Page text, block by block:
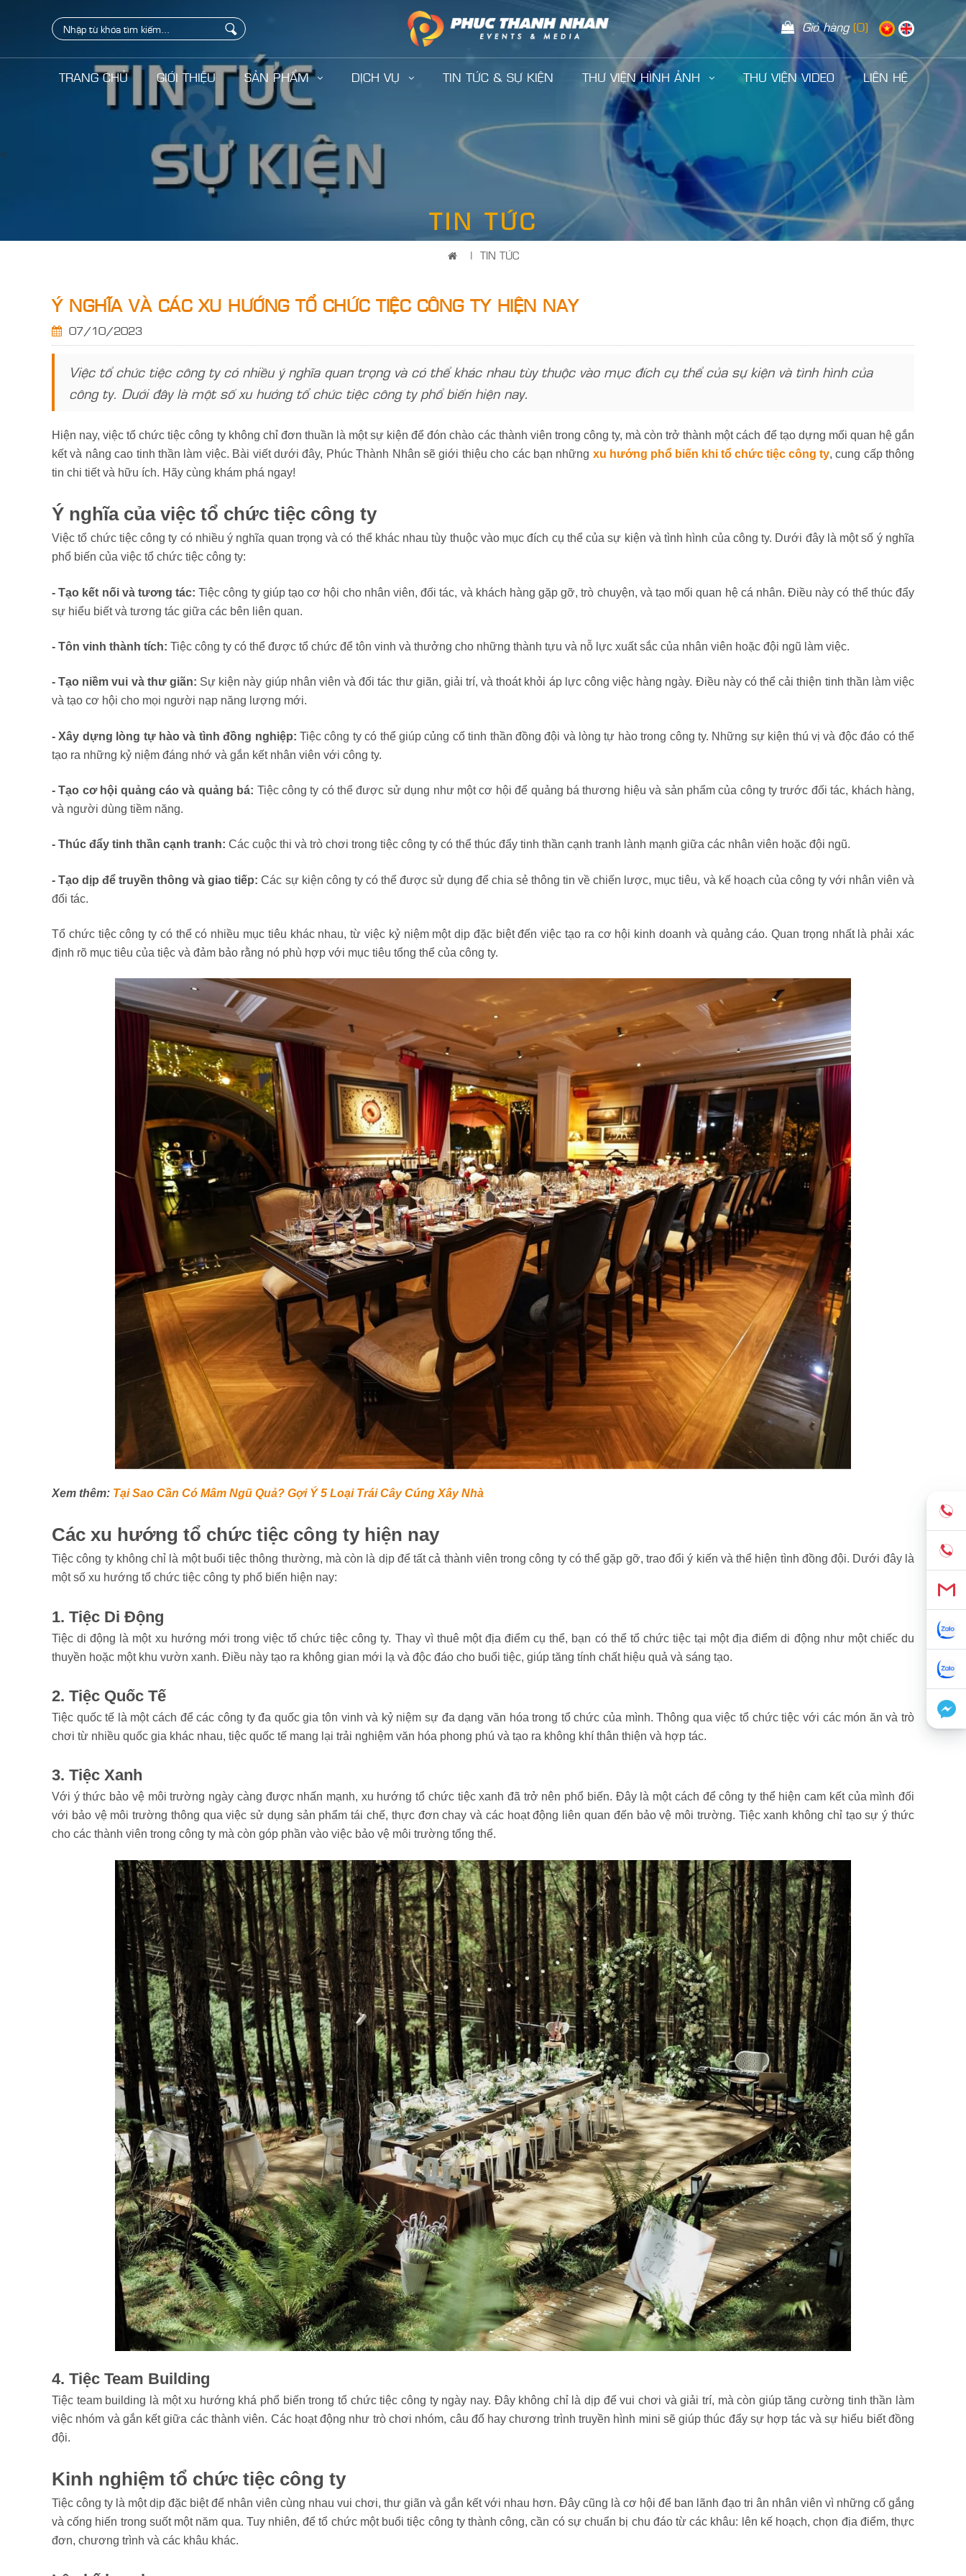
Giỏ hàng (0)
TRANG CHỦ GIỚI THIỆU SẢN PHẨM DỊCH VỤ TIN TỨC & SỰ KIỆN THƯ VIỆN HÌNH ẢNH THƯ VIỆN VIDEO LIÊN HỆ
<
TIN TỨC
| TIN TỨC
Ý NGHĨA VÀ CÁC XU HƯỚNG TỔ CHỨC TIỆC CÔNG TY HIỆN NAY
07/10/2023
Việc tổ chức tiệc công ty có nhiều ý nghĩa quan trọng và có thể khác nhau tùy thuộc vào mục đích cụ thể của sự kiện và tình hình của
công ty. Dưới đây là một số xu hướng tổ chức tiệc công ty phổ biến hiện nay.
Hiện nay, việc tổ chức tiệc công ty không chỉ đơn thuần là một sự kiện để đón chào các thành viên trong công ty, mà còn trở thành một cách để tạo dựng mối quan hệ gắn
kết và nâng cao tinh thần làm việc. Bài viết dưới đây, Phúc Thành Nhân sẽ giới thiệu cho các bạn những xu hướng phổ biến khi tổ chức tiệc công ty, cung cấp thông
tin chi tiết và hữu ích. Hãy cùng khám phá ngay!
Ý nghĩa của việc tổ chức tiệc công ty
Việc tổ chức tiệc công ty có nhiều ý nghĩa quan trọng và có thể khác nhau tùy thuộc vào mục đích cụ thể của sự kiện và tình hình của công ty. Dưới đây là một số ý nghĩa
phổ biến của việc tổ chức tiệc công ty:
- Tạo kết nối và tương tác: Tiệc công ty giúp tạo cơ hội cho nhân viên, đối tác, và khách hàng gặp gỡ, trò chuyện, và tạo mối quan hệ cá nhân. Điều này có thể thúc đẩy
sự hiểu biết và tương tác giữa các bên liên quan.
- Tôn vinh thành tích: Tiệc công ty có thể được tổ chức để tôn vinh và thưởng cho những thành tựu và nỗ lực xuất sắc của nhân viên hoặc đội ngũ làm việc.
- Tạo niềm vui và thư giãn: Sự kiện này giúp nhân viên và đối tác thư giãn, giải trí, và thoát khỏi áp lực công việc hàng ngày. Điều này có thể cải thiện tinh thần làm việc
và tạo cơ hội cho mọi người nạp năng lượng mới.
- Xây dựng lòng tự hào và tình đồng nghiệp: Tiệc công ty có thể giúp củng cố tinh thần đồng đội và lòng tự hào trong công ty. Những sự kiện thú vị và độc đáo có thể
tạo ra những kỷ niệm đáng nhớ và gắn kết nhân viên với công ty.
- Tạo cơ hội quảng cáo và quảng bá: Tiệc công ty có thể được sử dụng như một cơ hội để quảng bá thương hiệu và sản phẩm của công ty trước đối tác, khách hàng,
và người dùng tiềm năng.
- Thúc đẩy tinh thần cạnh tranh: Các cuộc thi và trò chơi trong tiệc công ty có thể thúc đẩy tinh thần cạnh tranh lành mạnh giữa các nhân viên hoặc đội ngũ.
- Tạo dịp để truyền thông và giao tiếp: Các sự kiện công ty có thể được sử dụng để chia sẻ thông tin về chiến lược, mục tiêu, và kế hoạch của công ty với nhân viên và
đối tác.
Tổ chức tiệc công ty có thể có nhiều mục tiêu khác nhau, từ việc kỷ niệm một dịp đặc biệt đến việc tạo ra cơ hội kinh doanh và quảng cáo. Quan trọng nhất là phải xác
định rõ mục tiêu của tiệc và đảm bảo rằng nó phù hợp với mục tiêu tổng thể của công ty.
Xem thêm: Tại Sao Cần Có Mâm Ngũ Quả? Gợi Ý 5 Loại Trái Cây Cúng Xây Nhà
Các xu hướng tổ chức tiệc công ty hiện nay
Tiệc công ty không chỉ là một buổi tiệc thông thường, mà còn là dịp để tất cả thành viên trong công ty có thể gặp gỡ, trao đổi ý kiến và thể hiện tình đồng đội. Dưới đây là
một số xu hướng tổ chức tiệc công ty phổ biến hiện nay:
1. Tiệc Di Động
Tiệc di động là một xu hướng mới trong việc tổ chức tiệc công ty. Thay vì thuê một địa điểm cụ thể, bạn có thể tổ chức tiệc tại một địa điểm di động như một chiếc du
thuyền hoặc một khu vườn xanh. Điều này tạo ra không gian mới lạ và độc đáo cho buổi tiệc, giúp tăng tính chất hiệu quả và sáng tạo.
2. Tiệc Quốc Tế
Tiệc quốc tế là một cách để các công ty đa quốc gia tôn vinh và kỷ niệm sự đa dạng văn hóa trong tổ chức của mình. Thông qua việc tổ chức tiệc với các món ăn và trò
chơi từ nhiều quốc gia khác nhau, tiệc quốc tế mang lại trải nghiệm văn hóa phong phú và tạo ra không khí thân thiện và hợp tác.
3. Tiệc Xanh
Với ý thức bảo vệ môi trường ngày càng được nhấn mạnh, xu hướng tổ chức tiệc xanh đã trở nên phổ biến. Đây là một cách để công ty thể hiện cam kết của mình đối
với bảo vệ môi trường thông qua việc sử dụng sản phẩm tái chế, thực đơn chay và các hoạt động liên quan đến bảo vệ môi trường. Tiệc xanh không chỉ tạo sự ý thức
cho các thành viên trong công ty mà còn góp phần vào việc bảo vệ môi trường tổng thể.
4. Tiệc Team Building
Tiệc team building là một xu hướng khá phổ biến trong tổ chức tiệc công ty ngày nay. Đây không chỉ là dịp để vui chơi và giải trí, mà còn giúp tăng cường tinh thần làm
việc nhóm và gắn kết giữa các thành viên. Các hoạt động như trò chơi nhóm, câu đố hay chương trình truyền hình mini sẽ giúp thúc đẩy sự hợp tác và sự hiểu biết đồng
đội.
Kinh nghiệm tổ chức tiệc công ty
Tiệc công ty là một dịp đặc biệt để nhân viên cùng nhau vui chơi, thư giãn và gắn kết với nhau hơn. Đây cũng là cơ hội để ban lãnh đạo tri ân nhân viên vì những cố gắng
và cống hiến trong suốt một năm qua. Tuy nhiên, để tổ chức một buổi tiệc công ty thành công, cần có sự chuẩn bị chu đáo từ các khâu: lên kế hoạch, chọn địa điểm, thực
đơn, chương trình và các khâu khác.